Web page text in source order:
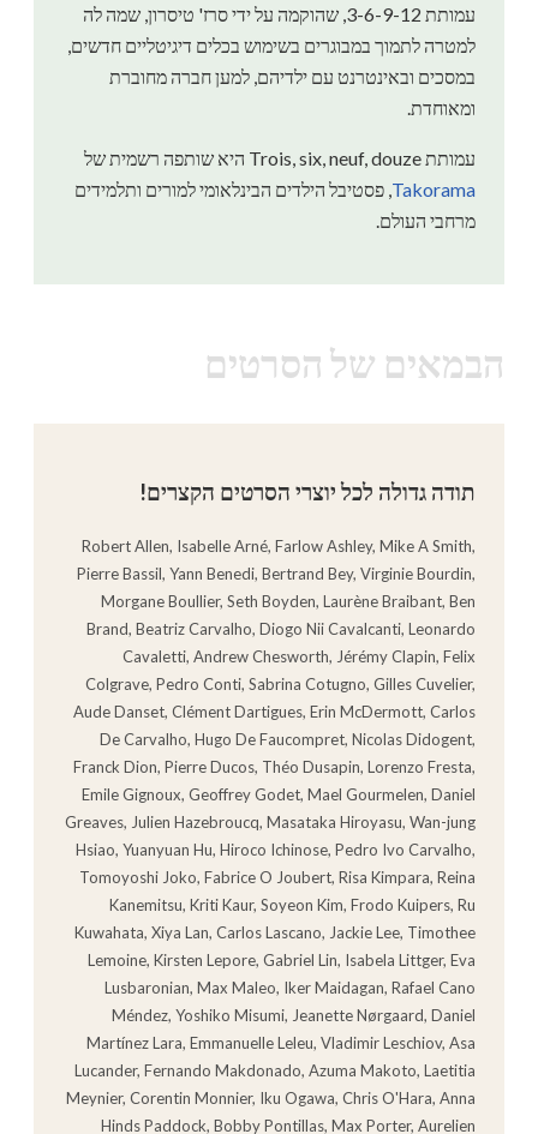
עמותת 3-6-9-12, שהוקמה על ידי סרז' טיסרון, שמה לה
למטרה לתמוך במבוגרים בשימוש בכלים דיגיטליים חדשים,
במסכים ובאינטרנט עם ילדיהם, למען חברה מחוברת
ומאוחדת.
עמותת Trois, six, neuf, douze היא שותפה רשמית של
Takorama , פסטיבל הילדים הבינלאומי למורים ותלמידים
מרחבי העולם.
הבמאים של הסרטים
תודה גדולה לכל יוצרי הסרטים הקצרים!
Robert Allen, Isabelle Arné, Farlow Ashley, Mike A Smith,
Pierre Bassil, Yann Benedi, Bertrand Bey, Virginie Bourdin,
Morgane Boullier, Seth Boyden, Laurène Braibant, Ben
Brand, Beatriz Carvalho, Diogo Nii Cavalcanti, Leonardo
Cavaletti, Andrew Chesworth, Jérémy Clapin, Felix
Colgrave, Pedro Conti, Sabrina Cotugno, Gilles Cuvelier,
Aude Danset, Clément Dartigues, Erin McDermott, Carlos
De Carvalho, Hugo De Faucompret, Nicolas Didogent,
Franck Dion, Pierre Ducos, Théo Dusapin, Lorenzo Fresta,
Emile Gignoux, Geoffrey Godet, Mael Gourmelen, Daniel
Greaves, Julien Hazebroucq, Masataka Hiroyasu, Wan-jung
Hsiao, Yuanyuan Hu, Hiroco Ichinose, Pedro Ivo Carvalho,
Tomoyoshi Joko, Fabrice O Joubert, Risa Kimpara, Reina
Kanemitsu, Kriti Kaur, Soyeon Kim, Frodo Kuipers, Ru
Kuwahata, Xiya Lan, Carlos Lascano, Jackie Lee, Timothee
Lemoine, Kirsten Lepore, Gabriel Lin, Isabela Littger, Eva
Lusbaronian, Max Maleo, Iker Maidagan, Rafael Cano
Méndez, Yoshiko Misumi, Jeanette Nørgaard, Daniel
Martínez Lara, Emmanuelle Leleu, Vladimir Leschiov, Asa
Lucander, Fernando Makdonado, Azuma Makoto, Laetitia
Meynier, Corentin Monnier, Iku Ogawa, Chris O'Hara, Anna
Hinds Paddock, Bobby Pontillas, Max Porter, Aurelien